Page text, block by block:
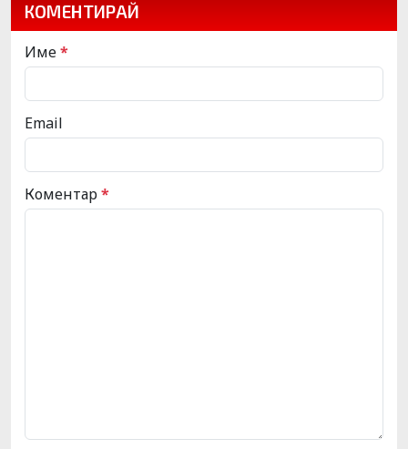
КОМЕНТИРАЙ
Име*
Email
Коментар*